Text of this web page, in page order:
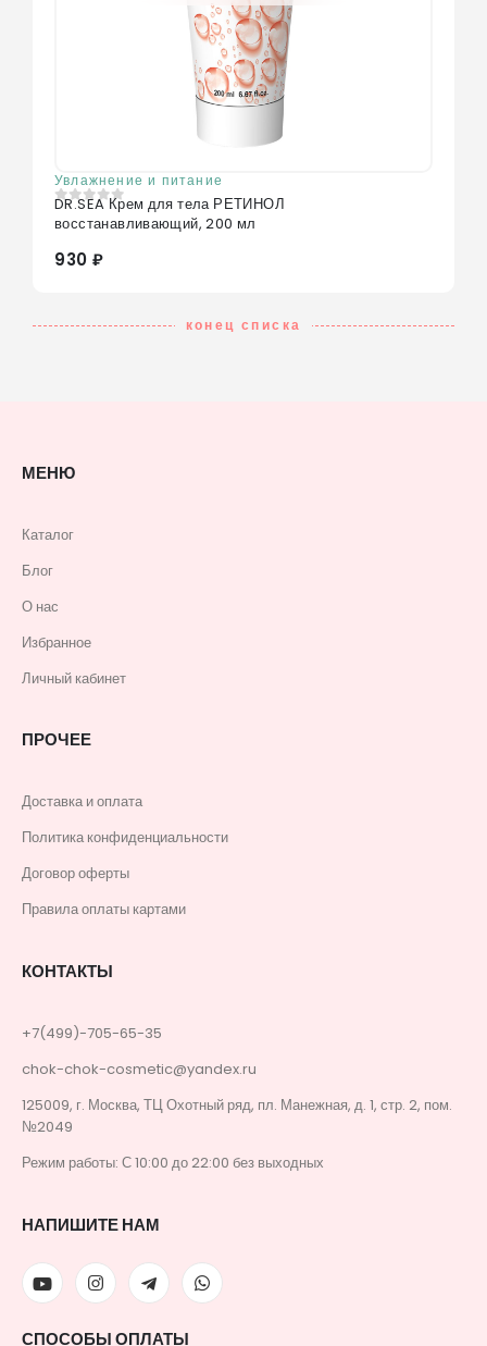
Увлажнение и питание
0 из 5
DR.SEA Крем для тела РЕТИНОЛ
восстанавливающий, 200 мл
930 ₽
конец списка
МЕНЮ
Каталог
Блог
О нас
Избранное
Личный кабинет
ПРОЧЕЕ
Доставка и оплата
Политика конфиденциальности
Договор оферты
Правила оплаты картами
КОНТАКТЫ
+7(499)-705-65-35
chok-chok-cosmetic@yandex.ru
125009, г. Москва, ТЦ Охотный ряд, пл. Манежная, д. 1, стр. 2, пом.
№2049
Режим работы: С 10:00 до 22:00 без выходных
НАПИШИТЕ НАМ
СПОСОБЫ ОПЛАТЫ